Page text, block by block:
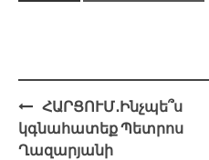
Post
navigation
ՀԱՐՑՈՒՄ․Ինչպե՞ս
կգնահատեք Պետրոս
Ղազարյանի